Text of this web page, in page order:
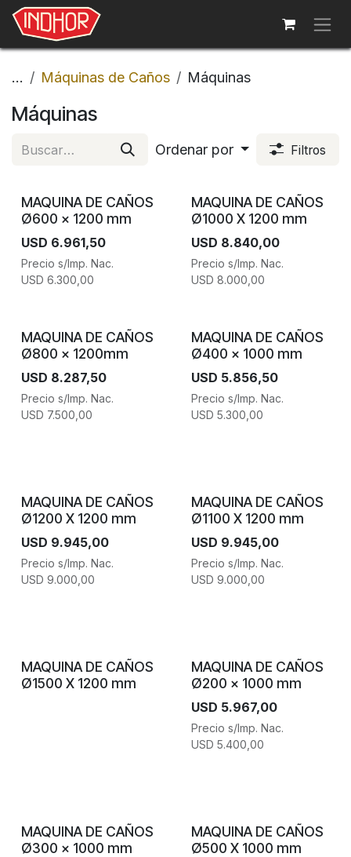
Ir al contenido
... Máquinas de Caños Máquinas
Máquinas
Ordenar por Filtros
MAQUINA DE CAÑOS
Ø600 x 1200 mm
USD 6.961,50
Precio s/Imp. Nac.
USD 6.300,00
MAQUINA DE CAÑOS
Ø1000 X 1200 mm
USD 8.840,00
Precio s/Imp. Nac.
USD 8.000,00
MAQUINA DE CAÑOS
Ø800 x 1200mm
USD 8.287,50
Precio s/Imp. Nac.
USD 7.500,00
MAQUINA DE CAÑOS
Ø400 x 1000 mm
USD 5.856,50
Precio s/Imp. Nac.
USD 5.300,00
MAQUINA DE CAÑOS
Ø1200 X 1200 mm
USD 9.945,00
Precio s/Imp. Nac.
USD 9.000,00
MAQUINA DE CAÑOS
Ø1100 X 1200 mm
USD 9.945,00
Precio s/Imp. Nac.
USD 9.000,00
MAQUINA DE CAÑOS
Ø1500 X 1200 mm
MAQUINA DE CAÑOS
Ø200 x 1000 mm
USD 5.967,00
Precio s/Imp. Nac.
USD 5.400,00
MAQUINA DE CAÑOS
Ø300 x 1000 mm
MAQUINA DE CAÑOS
Ø500 X 1000 mm